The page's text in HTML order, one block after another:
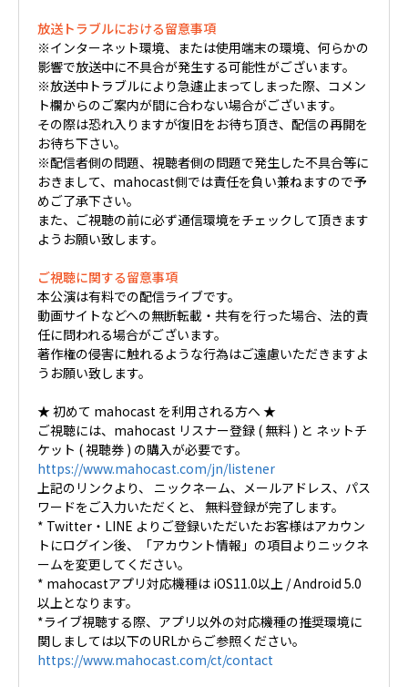
放送トラブルにおける留意事項
※インターネット環境、または使用端末の環境、何らかの
影響で放送中に不具合が発生する可能性がございます。
※放送中トラブルにより急遽止まってしまった際、コメン
ト欄からのご案内が間に合わない場合がございます。
その際は恐れ入りますが復旧をお待ち頂き、配信の再開を
お待ち下さい。
※配信者側の問題、視聴者側の問題で発生した不具合等に
おきまして、mahocast側では責任を負い兼ねますので予
めご了承下さい。
また、ご視聴の前に必ず通信環境をチェックして頂きます
ようお願い致します。
ご視聴に関する留意事項
本公演は有料での配信ライブです。
動画サイトなどへの無断転載・共有を行った場合、法的責
任に問われる場合がございます。
著作権の侵害に触れるような行為はご遠慮いただきますよ
うお願い致します。
★ 初めて mahocast を利用される方へ ★
ご視聴には、mahocast リスナー登録 ( 無料 ) と ネットチ
ケット ( 視聴券 ) の購入が必要です。
https://www.mahocast.com/jn/listener
上記のリンクより、 ニックネーム、メールアドレス、パス
ワードをご入力いただくと、 無料登録が完了します。
* Twitter・LINE よりご登録いただいたお客様はアカウン
トにログイン後、「アカウント情報」の項目よりニックネ
ームを変更してください。
* mahocastアプリ対応機種は iOS11.0以上 / Android 5.0
以上となります。
*ライブ視聴する際、アプリ以外の対応機種の推奨環境に
関しましては以下のURLからご参照ください。
https://www.mahocast.com/ct/contact